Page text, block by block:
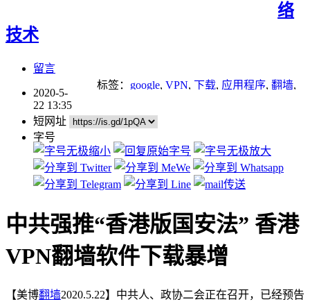
络
技术
留言
标签： google, VPN, 下载, 应用程序, 翻墙,
2020-5-
22 13:35
短网址
字号
中共强推“香港版国安法” 香港
VPN翻墙软件下载暴增
【美博翻墙2020.5.22】中共人、政协二会正在召开，已经预告